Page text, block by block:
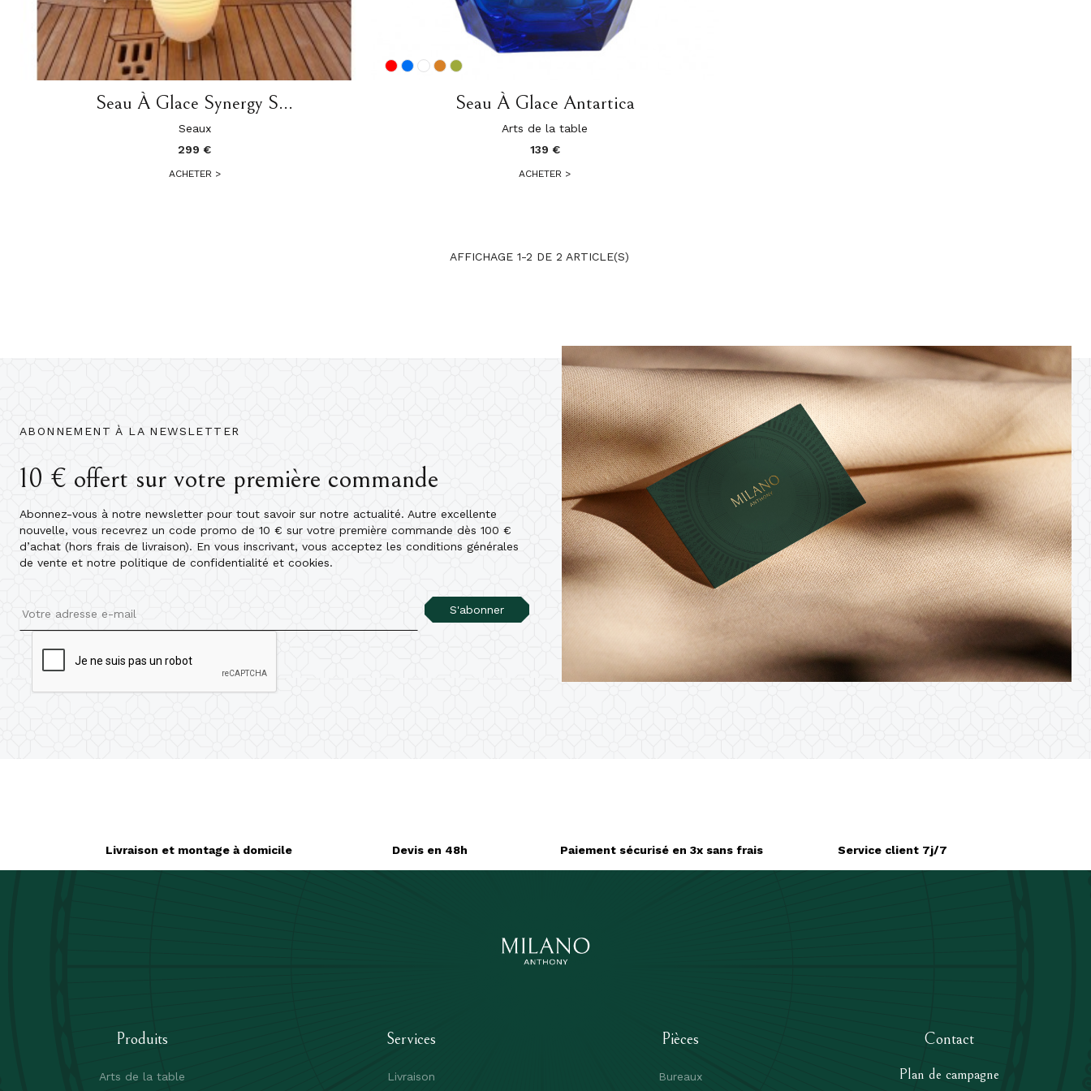
Seau À Glace Synergy S...
Seaux
299 €
ACHETER >
Seau À Glace Antartica
Arts de la table
139 €
ACHETER >
AFFICHAGE 1-2 DE 2 ARTICLE(S)
ABONNEMENT À LA NEWSLETTER
10 € offert sur votre première commande
Abonnez-vous à notre newsletter pour tout savoir sur notre actualité. Autre excellente
nouvelle, vous recevrez un code promo de 10 € sur votre première commande dès 100 €
d’achat (hors frais de livraison). En vous inscrivant, vous acceptez les conditions générales
de vente et notre politique de confidentialité et cookies.
S'abonner
Livraison et montage à domicile Devis en 48h Paiement sécurisé en 3x sans frais Service client 7j/7
Produits
Arts de la table
Services
Livraison
Pièces
Bureaux
Contact
Plan de campagne